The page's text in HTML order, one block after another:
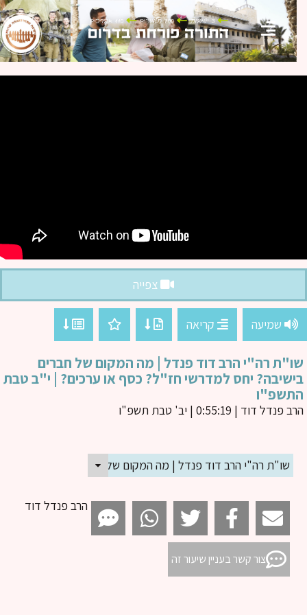
צפייה
שמיעה קריאה
רה"י הרב דוד פנדל | מה המקום של חברים
יחס למדרשי חז"ל? כסף או ערכים? | י"ב טבת
פנדל דוד| 0:55:19 | יב' טבת תשפ"ו
שו"ת רה"י הרב דוד פנדל | מה המקום של חברים בישיבה? יחס
הרב פנדל דוד
צור קשר בעניין שיעור זה